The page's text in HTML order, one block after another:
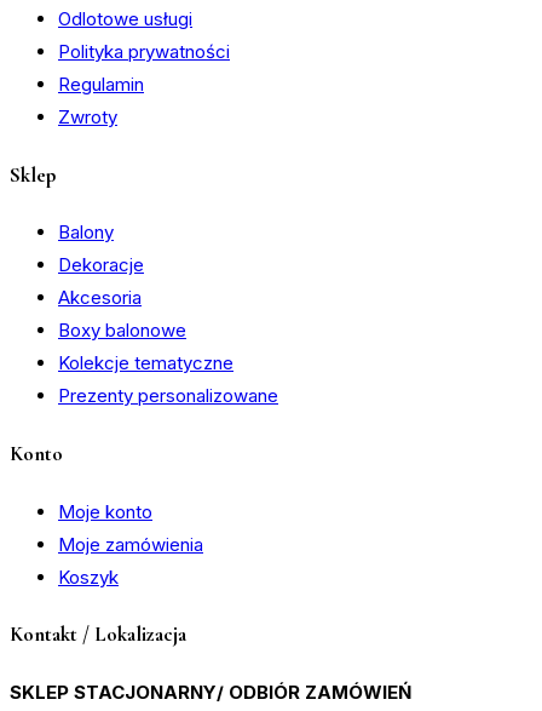
Odlotowe usługi
Polityka prywatności
Regulamin
Zwroty
Sklep
Balony
Dekoracje
Akcesoria
Boxy balonowe
Kolekcje tematyczne
Prezenty personalizowane
Konto
Moje konto
Moje zamówienia
Koszyk
Kontakt / Lokalizacja
SKLEP STACJONARNY/ ODBIÓR ZAMÓWIEŃ